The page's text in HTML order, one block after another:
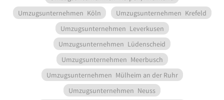
Umzugsunternehmen Köln Umzugsunternehmen Krefeld
Umzugsunternehmen Leverkusen
Umzugsunternehmen Lüdenscheid
Umzugsunternehmen Meerbusch
Umzugsunternehmen Mülheim an der Ruhr
Umzugsunternehmen Neuss